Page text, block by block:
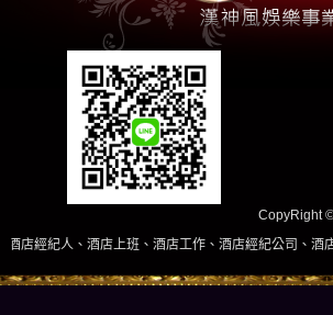
CopyRight
班、酒店工作、酒店經紀公司、酒店業經紀、鋼